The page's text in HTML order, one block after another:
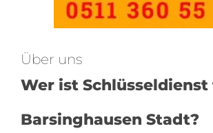
Über uns
Wer ist
Barsinghausen Stadt?